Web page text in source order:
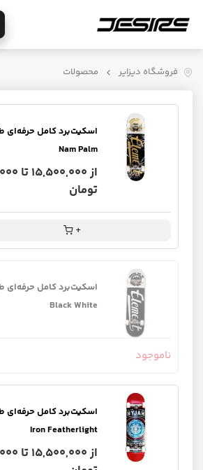
فروشگاه دیزایر محصولات
Nam Palm
از
تومان
+
Black White
ناموجود
Iron Featherlight
از